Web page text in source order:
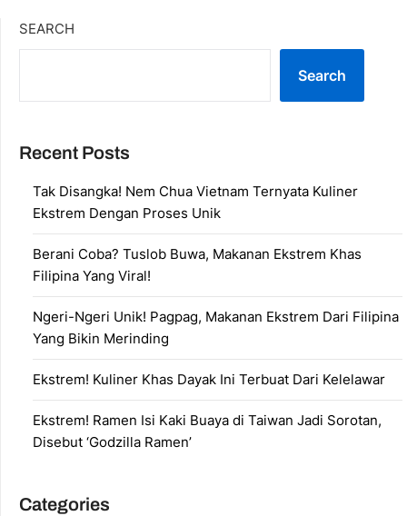
SEARCH
Search
Recent Posts
Tak Disangka! Nem Chua Vietnam Ternyata Kuliner
Ekstrem Dengan Proses Unik
Berani Coba? Tuslob Buwa, Makanan Ekstrem Khas
Filipina Yang Viral!
Ngeri-Ngeri Unik! Pagpag, Makanan Ekstrem Dari Filipina
Yang Bikin Merinding
Ekstrem! Kuliner Khas Dayak Ini Terbuat Dari Kelelawar
Ekstrem! Ramen Isi Kaki Buaya di Taiwan Jadi Sorotan,
Disebut ‘Godzilla Ramen’
Categories